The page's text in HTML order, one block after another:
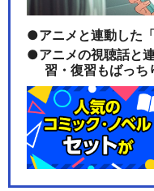
アニメと連動した
アニメの視聴話と
習・復習もばっち